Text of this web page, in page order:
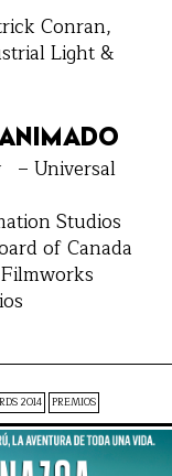
Conran,
Light &
– Universal
Studios
of Canada
2014 PREMIOS